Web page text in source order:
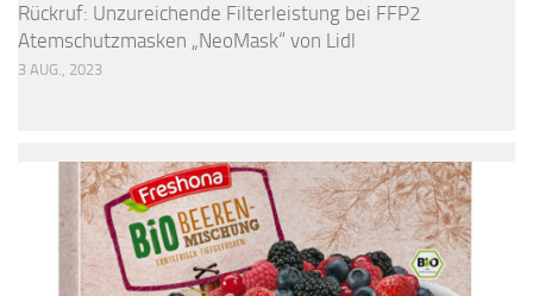
Rückruf: Unzureichende Filterleistung bei FFP2
Atemschutzmasken „NeoMask“ von Lidl
3 AUG., 2023